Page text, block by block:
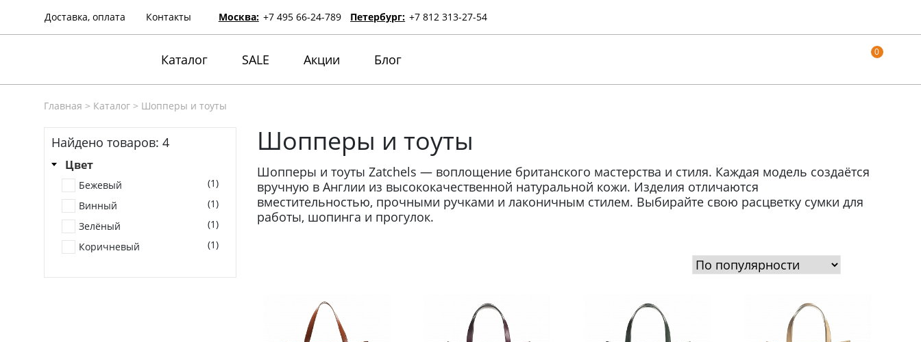
Доставка, оплата Контакты Москва: +7 495 66-24-789 Петербург: +7 812 313-27-54
Каталог SALE Акции Блог 0
Главная > Каталог> Шопперы и тоуты
Найдено товаров: 4
Цвет
Бежевый
(1)
Винный
(1)
Зелёный
(1)
Коричневый
(1)
Шопперы и тоуты
Шопперы и тоуты Zatchels — воплощение британского мастерства и стиля. Каждая модель создаётся
вручную в Англии из высококачественной натуральной кожи. Изделия отличаются
вместительностью, прочными ручками и лаконичным стилем. Выбирайте свою расцветку сумки для
работы, шопинга и прогулок.